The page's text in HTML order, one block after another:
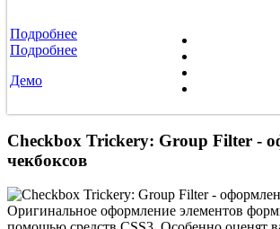
Подробнее
Подробнее
Демо
Checkbox Trickery: Group Filter -
чекбоксов
Оригинальное оформление элементов